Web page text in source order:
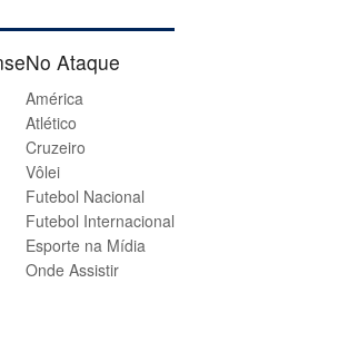
No Ataque
América
Atlético
Cruzeiro
Vôlei
Futebol Nacional
Futebol Internacional
Esporte na Mídia
Onde Assistir